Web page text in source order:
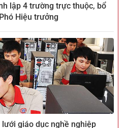
lập 4 trường trực thuộc, bổ
Hiệu trưởng
giáo dục nghề nghiệp